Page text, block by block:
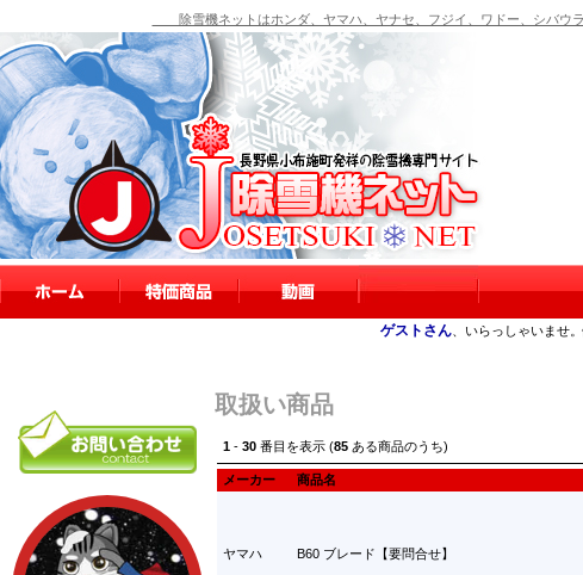
除雪機ネットはホンダ、ヤマハ、ヤナセ、フジイ、ワドー、シバウラ
ゲストさん 、いらっしゃいませ
取扱い商品
1 - 30 番目を表示 (85 ある商品のうち)
メーカー 商品名
ヤマハ B60 ブレード【要問合せ】